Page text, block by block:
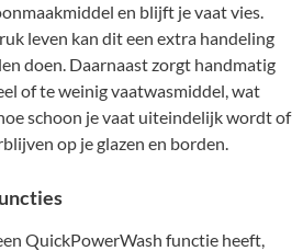
en blijft je vaat vies.
leven kan dit een extra handeling
doen. Daarnaast zorgt handmatig
of te weinig vaatwasmiddel, wat
schoon je vaat uiteindelijk wordt of
op je glazen en borden.
QuickPowerWash functie heeft,